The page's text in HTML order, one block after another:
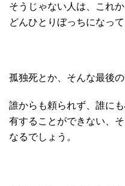
そうじゃない人は、これ
どんひとりぼっちになって
孤独死とか、そんな最後
誰からも頼られず、誰に
有することができない、
なるでしょう。